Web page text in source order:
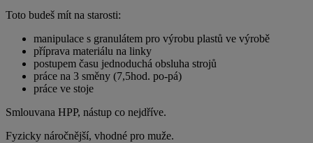
Toto budeš mít na starosti:
manipulace s granulátem pro výrobu plastů ve výrobě
příprava materiálu na linky
postupem času jednoduchá obsluha strojů
práce na 3 směny (7,5hod. po-pá)
práce ve stoje
Smlouvana HPP, nástup co nejdříve.
Fyzicky náročnější, vhodné pro muže.